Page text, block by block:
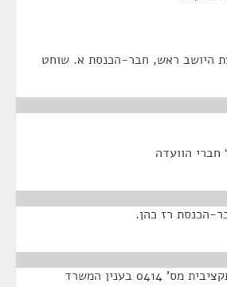
היושב ראש, חבר-הכנסת א. שוחט
הוועדה
הכנסת רז כהן.
בענין המשרד